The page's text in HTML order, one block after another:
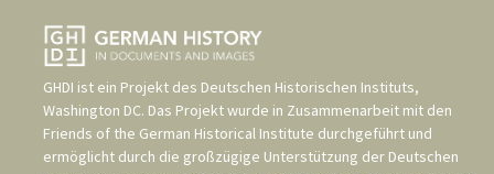
GHDI ist ein Projekt des Deutschen Historischen Instituts,
Washington DC. Das Projekt wurde in Zusammenarbeit mit den
Friends of the German Historical Institute durchgeführt und
ermöglicht durch die großzügige Unterstützung der Deutschen